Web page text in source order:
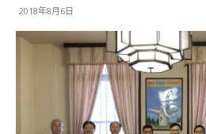
2018年8月6日